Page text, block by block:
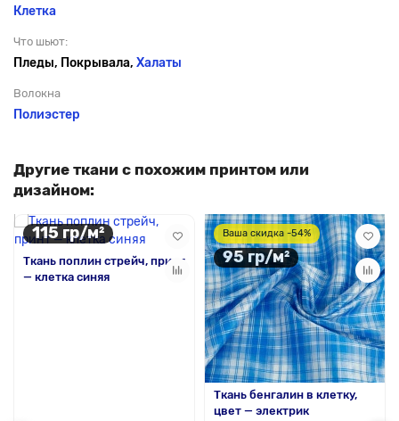
Клетка
Что шьют:
Пледы, Покрывала, Халаты
Волокна
Полиэстер
Другие ткани с похожим принтом или
дизайном:
115 гр/м²
Ткань поплин стрейч, принт
— клетка синяя
Ваша скидка -54%
95 гр/м²
Ткань бенгалин в клетку,
цвет — электрик